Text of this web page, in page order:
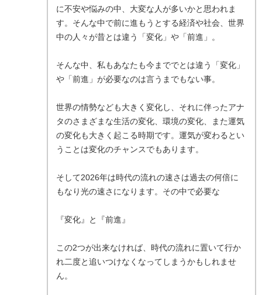
に不安や悩みの中、大変な人が多いかと思われま
す。そんな中で前に進もうとする経済や社会、世界
中の人々が昔とは違う「変化」や「前進」。
そんな中、私もあなたも今まででとは違う「変化」
や「前進」が必要なのは言うまでもない事。
世界の情勢なども大きく変化し、それに伴ったアナ
タのさまざまな生活の変化、環境の変化、また運気
の変化も大きく起こる時期です。運気が変わるとい
うことは変化のチャンスでもあります。
そして2026年は時代の流れの速さは過去の何倍に
もなり光の速さになります。その中で必要な
『変化』と『前進』
この2つが出来なければ、時代の流れに置いて行か
れ二度と追いつけなくなってしまうかもしれませ
ん。